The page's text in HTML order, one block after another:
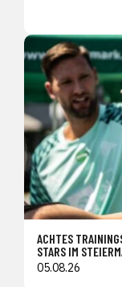
ACHTES
STARS IM
05.08.26